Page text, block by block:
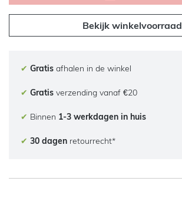
Bekijk winkelvoorraad
✔ Gratis afhalen in de winkel
✔ Gratis verzending vanaf €20
✔ Binnen 1-3 werkdagen in huis
✔ 30 dagen retourrecht*